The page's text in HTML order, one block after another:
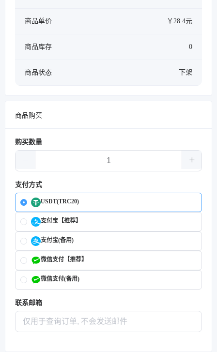
商品单价 ￥28.4元
商品库存 0
商品状态 下架
商品购买
购买数量
支付方式
USDT(TRC20)
支付宝【推荐】
支付宝(备用)
微信支付【推荐】
微信支付(备用)
联系邮箱